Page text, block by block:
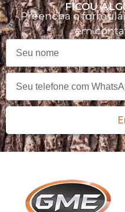
FICOU
Preencha o
em